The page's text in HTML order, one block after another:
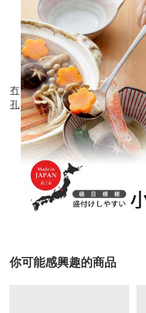
冇
孔
你可能感興趣的商品